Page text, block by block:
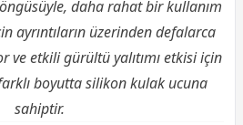
daha rahat bir kullanım
ayrıntıların üzerinden defalarca
ve etkili gürültü yalıtımı etkisi için
boyutta silikon kulak ucuna
sahiptir.